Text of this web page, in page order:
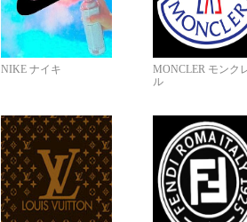
NIKE ナイキ
MONCLER モンク
ル